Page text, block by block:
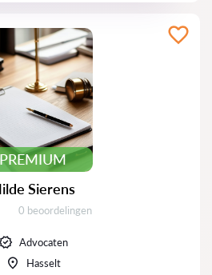
PREMIUM
Sierens
Beoordelingen:
0 beoordelingen
Advocaten
Hasselt